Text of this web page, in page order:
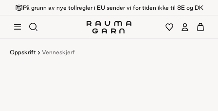
På grunn av nye tollregler i EU sender vi for tiden ikke til SE og DK
Oppskrift Venneskjerf